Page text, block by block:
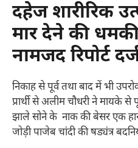
दहेज शारीरिक
मार देने की
नामजद रिपोर्ट
निकाह से पूर्व तथा बाद में भी
प्रार्थी से अलीम चौधरी ने मायके
झाले सोने के नाक की बेसर एक
जोड़ी पाजेब चांदी की षड्यंत्र